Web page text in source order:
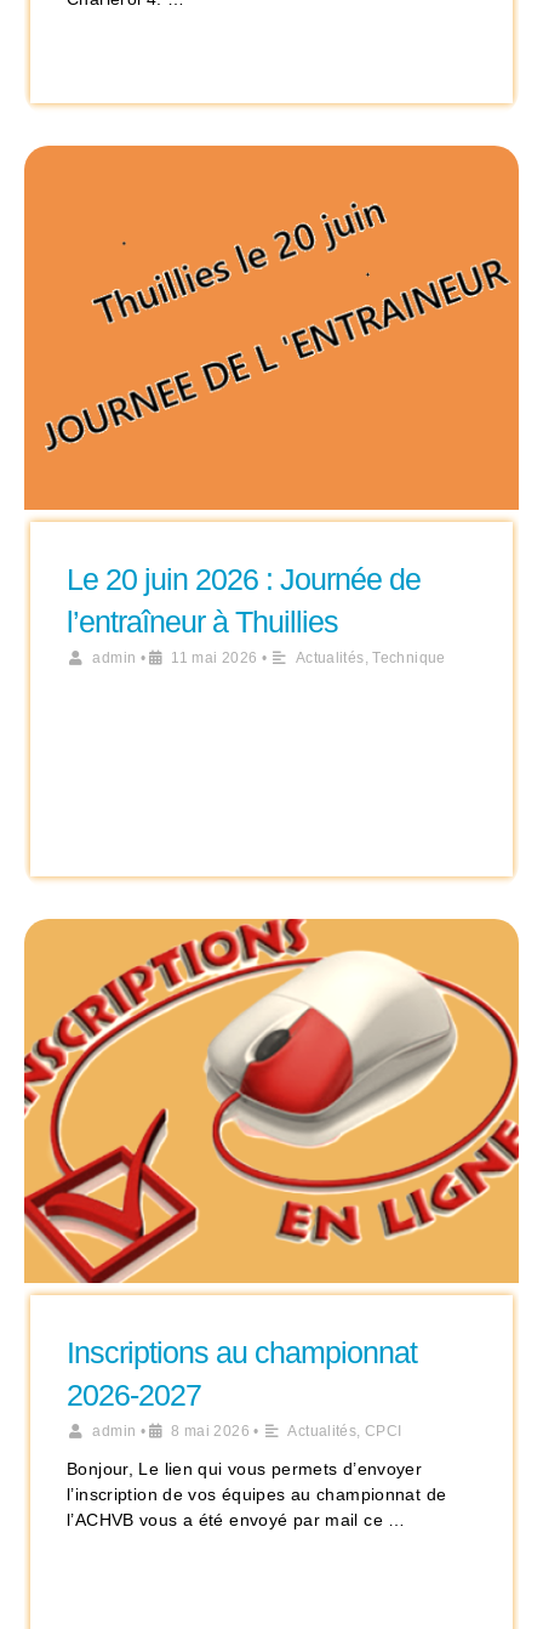
Le 20 juin 2026 : Journée de
l’entraîneur à Thuillies
admin • 11 mai 2026 • Actualités,Technique
Inscriptions au championnat
2026-2027
admin • 8 mai 2026 • Actualités, CPCI
Bonjour, Le lien qui vous permets d’envoyer
l’inscription de vos équipes au championnat de
l’ACHVB vous a été envoyé par mail ce …